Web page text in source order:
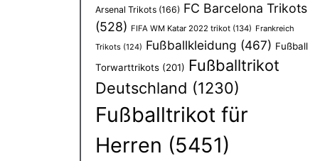
Arsenal Trikots (166) FC Barcelona Trikots
(528) FIFA WM Katar 2022 trikot (134) Frankreich
Trikots (124) Fußballkleidung (467) Fußball
Torwarttrikots (201) Fußballtrikot
Deutschland (1230)
Fußballtrikot für
Herren (5451)